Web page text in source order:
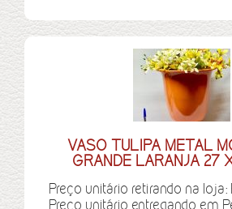
VASO TULIPA METAL
GRANDE LARANJA 27
Preço unitário retirando na loja:
Preço unitário entregando em